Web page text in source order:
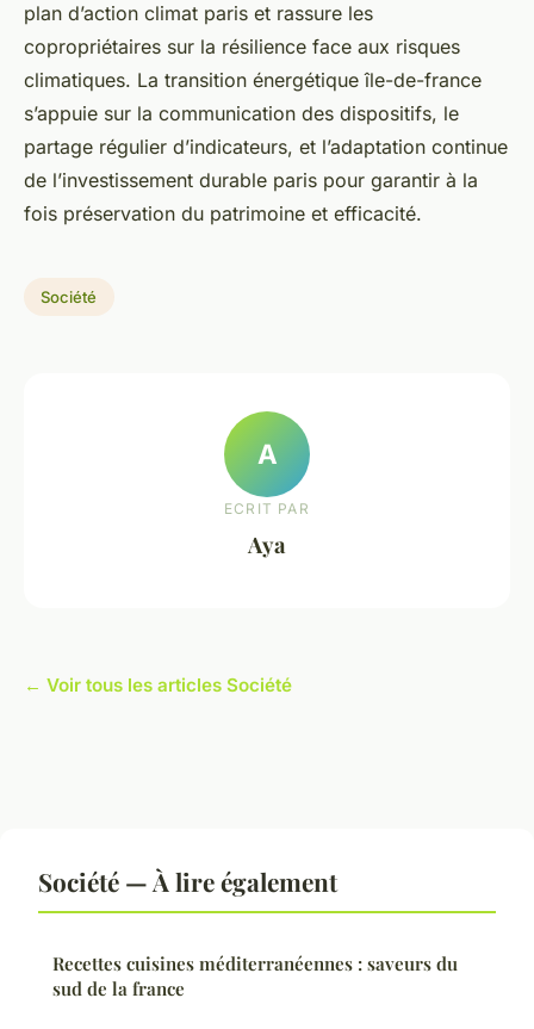
plan d’action climat paris et rassure les
copropriétaires sur la résilience face aux risques
climatiques. La transition énergétique île-de-france
s’appuie sur la communication des dispositifs, le
partage régulier d’indicateurs, et l’adaptation continue
de l’investissement durable paris pour garantir à la
fois préservation du patrimoine et efficacité.
Société
A
ECRIT PAR
Aya
← Voir tous les articles Société
Société — À lire également
Recettes cuisines méditerranéennes : saveurs du
sud de la france